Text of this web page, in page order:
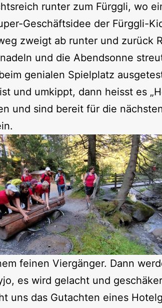
runter zum Fürggli, wo
Geschäftsidee der Fürggli-
zweigt ab runter und zurück
und die Abendsonne
genialen Spielplatz
und umkippt, dann heisst es
und sind bereit für die
feinen Viergänger. Dann
es wird gelacht und
uns das Gutachten eines